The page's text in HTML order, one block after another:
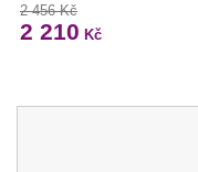
2 456 Kč
2 210 Kč